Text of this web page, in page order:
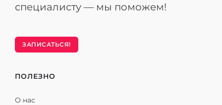
специалисту — мы поможем!
ЗАПИСАТЬСЯ!
ПОЛЕЗНО
О нас